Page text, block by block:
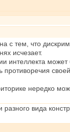
с тем, что
исчезает.
может
нередко
вида